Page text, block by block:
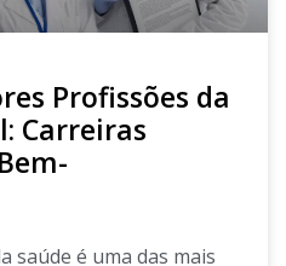
Profissões da
Carreiras
saúde é uma das mais